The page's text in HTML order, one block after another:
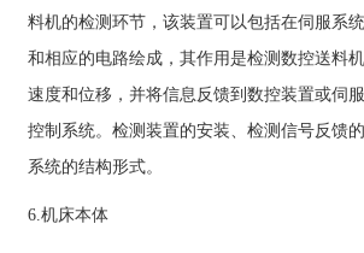
料机的检测环节，该装置可以包括在伺服系
和相应的电路绘成，其作用是检测数控送料
速度和位移，并将信息反馈到数控装置或伺
控制系统。检测装置的安装、检测信号反馈
系统的结构形式。
6.机床本体